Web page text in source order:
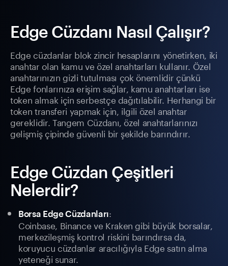
Edge Cüzdanı Nasıl Çalışır?
Edge cüzdanlar blok zincir hesaplarını yönetirken, iki
anahtar olan kamu ve özel anahtarları kullanır. Özel
anahtarınızın gizli tutulması çok önemlidir çünkü
Edge fonlarınıza erişim sağlar, kamu anahtarları ise
token almak için serbestçe dağıtılabilir. Herhangi bir
token transferi yapmak için, ilgili özel anahtar
gereklidir. Tangem Cüzdanı, özel anahtarlarınızı
gelişmiş çipinde güvenli bir şekilde barındırır.
Edge Cüzdan Çeşitleri
Nelerdir?
Borsa Edge Cüzdanları:
Coinbase, Binance ve Kraken gibi büyük borsalar,
merkezileşmiş kontrol riskini barındırsa da,
koruyucu cüzdanlar aracılığıyla Edge satın alma
yeteneği sunar.